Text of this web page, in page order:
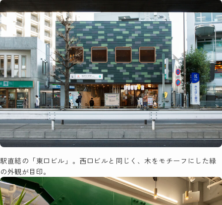
駅直結の「東口ビル」。西口ビルと同じく、木をモチーフにした緑
の外観が目印。